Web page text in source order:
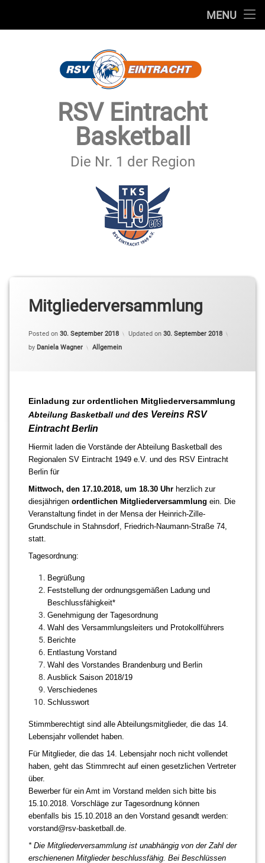
MENU
SECHSTER MANN
IMPRESSUM & DATENSCHUTZ
RSV Eintracht
Basketball
Die Nr. 1 der Region
Mitgliederversammlung
Posted on 30. September 2018 Updated on 30. September 2018
by Daniela Wagner Categories:
Allgemein
Einladung zur ordentlichen Mitgliederversammlung
Abteilung Basketball und des Vereins RSV
Eintracht Berlin
Hiermit laden die Vorstände der Abteilung Basketball des
Regionalen SV Eintracht 1949 e.V. und des RSV Eintracht
Berlin für
Mittwoch, den 17.10.2018, um 18.30 Uhr herzlich zur
diesjährigen ordentlichen Mitgliederversammlung ein. Die
Veranstaltung findet in der Mensa der Heinrich-Zille-
Grundschule in Stahnsdorf, Friedrich-Naumann-Straße 74,
statt.
Tagesordnung:
Begrüßung
Feststellung der ordnungsgemäßen Ladung und
Beschlussfähigkeit*
Genehmigung der Tagesordnung
Wahl des Versammlungsleiters und Protokollführers
Berichte
Entlastung Vorstand
Wahl des Vorstandes Brandenburg und Berlin
Ausblick Saison 2018/19
Verschiedenes
Schlusswort
Stimmberechtigt sind alle Abteilungsmitglieder, die das 14.
Lebensjahr vollendet haben.
Für Mitglieder, die das 14. Lebensjahr noch nicht vollendet
haben, geht das Stimmrecht auf einen gesetzlichen Vertreter
über.
Bewerber für ein Amt im Vorstand melden sich bitte bis
15.10.2018. Vorschläge zur Tagesordnung können
ebenfalls bis 15.10.2018 an den Vorstand gesandt werden:
vorstand@rsv-basketball.de.
* Die Mitgliederversammlung ist unabhängig von der Zahl der
erschienenen Mitglieder beschlussfähig. Bei Beschlüssen